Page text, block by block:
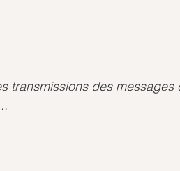
transmissions des messages